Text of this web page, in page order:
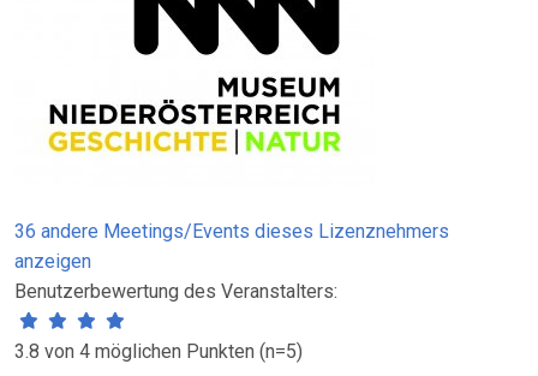
36 andere Meetings/Events dieses Lizenznehmers
anzeigen
Benutzerbewertung des Veranstalters:
3.8 von 4 möglichen Punkten (n=5)